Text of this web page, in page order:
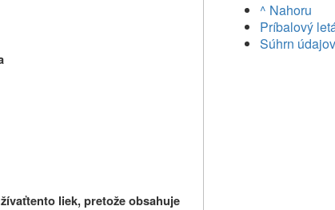
tento liek, pretože obsahuje
^ Nahoru
Príbalový
Súhrn